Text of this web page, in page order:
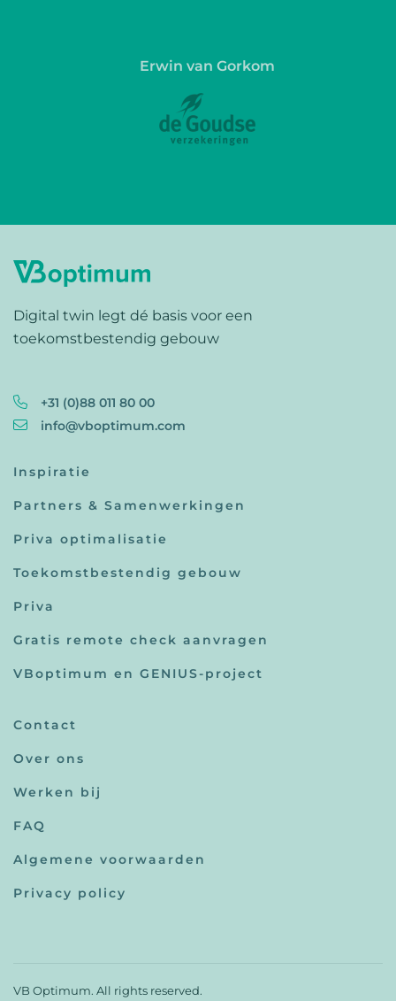
Erwin van Gorkom
Digital twin legt dé basis voor een
toekomstbestendig gebouw
+31 (0)88 011 80 00
info@vboptimum.com
Inspiratie
Partners & Samenwerkingen
Priva optimalisatie
Toekomstbestendig gebouw
Priva
Gratis remote check aanvragen
VBoptimum en GENIUS-project
Contact
Over ons
Werken bij
FAQ
Algemene voorwaarden
Privacy policy
VB Optimum. All rights reserved.